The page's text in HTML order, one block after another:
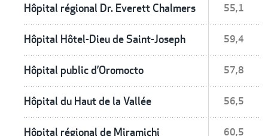
Hôpital régional Dr. Everett Chalmers 55,1
Hôpital Hôtel-Dieu de Saint-Joseph 59,4
Hôpital public d’Oromocto 57,8
Hôpital du Haut de la Vallée 56,5
Hôpital régional de Miramichi 60,5